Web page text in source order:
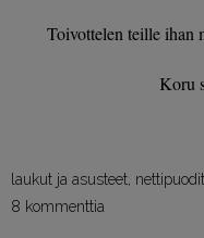
Toivottelen teille ihan
Koru
laukut ja asusteet, nettipuodit
8 kommenttia